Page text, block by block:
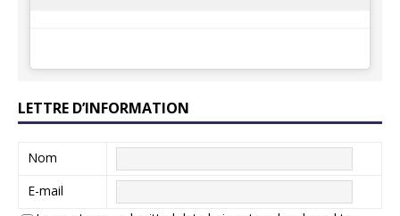
LETTRE D’INFORMATION
Nom
E-mail